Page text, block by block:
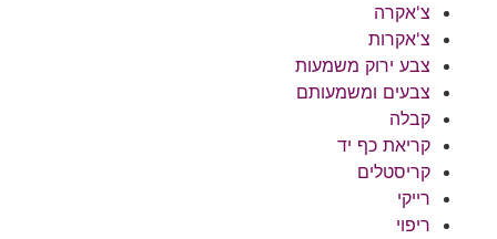
צ'אקרה
צ'אקרות
צבע ירוק משמעות
צבעים ומשמעותם
קבלה
קריאת כף יד
קריסטלים
רייקי
ריפוי